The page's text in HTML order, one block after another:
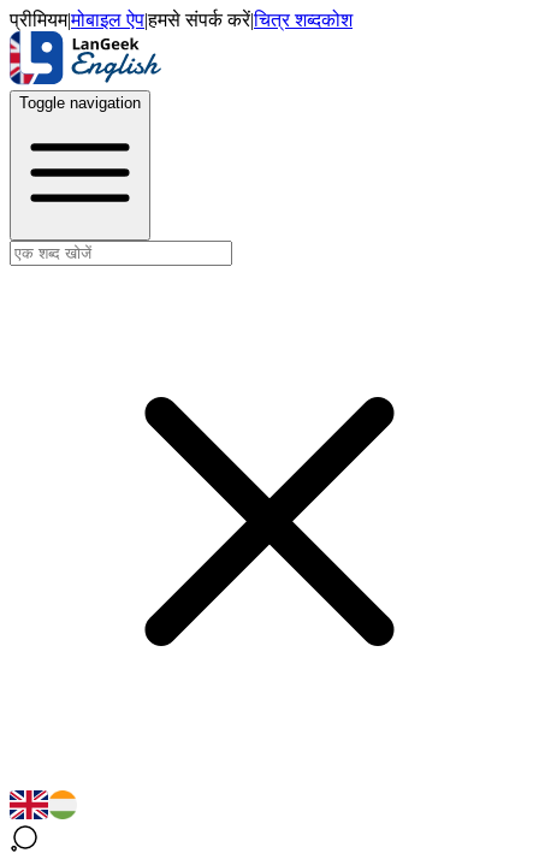
प्रीमियम|मोबाइल ऐप|हमसे संपर्क करें|चित्र शब्दकोश
Toggle navigation